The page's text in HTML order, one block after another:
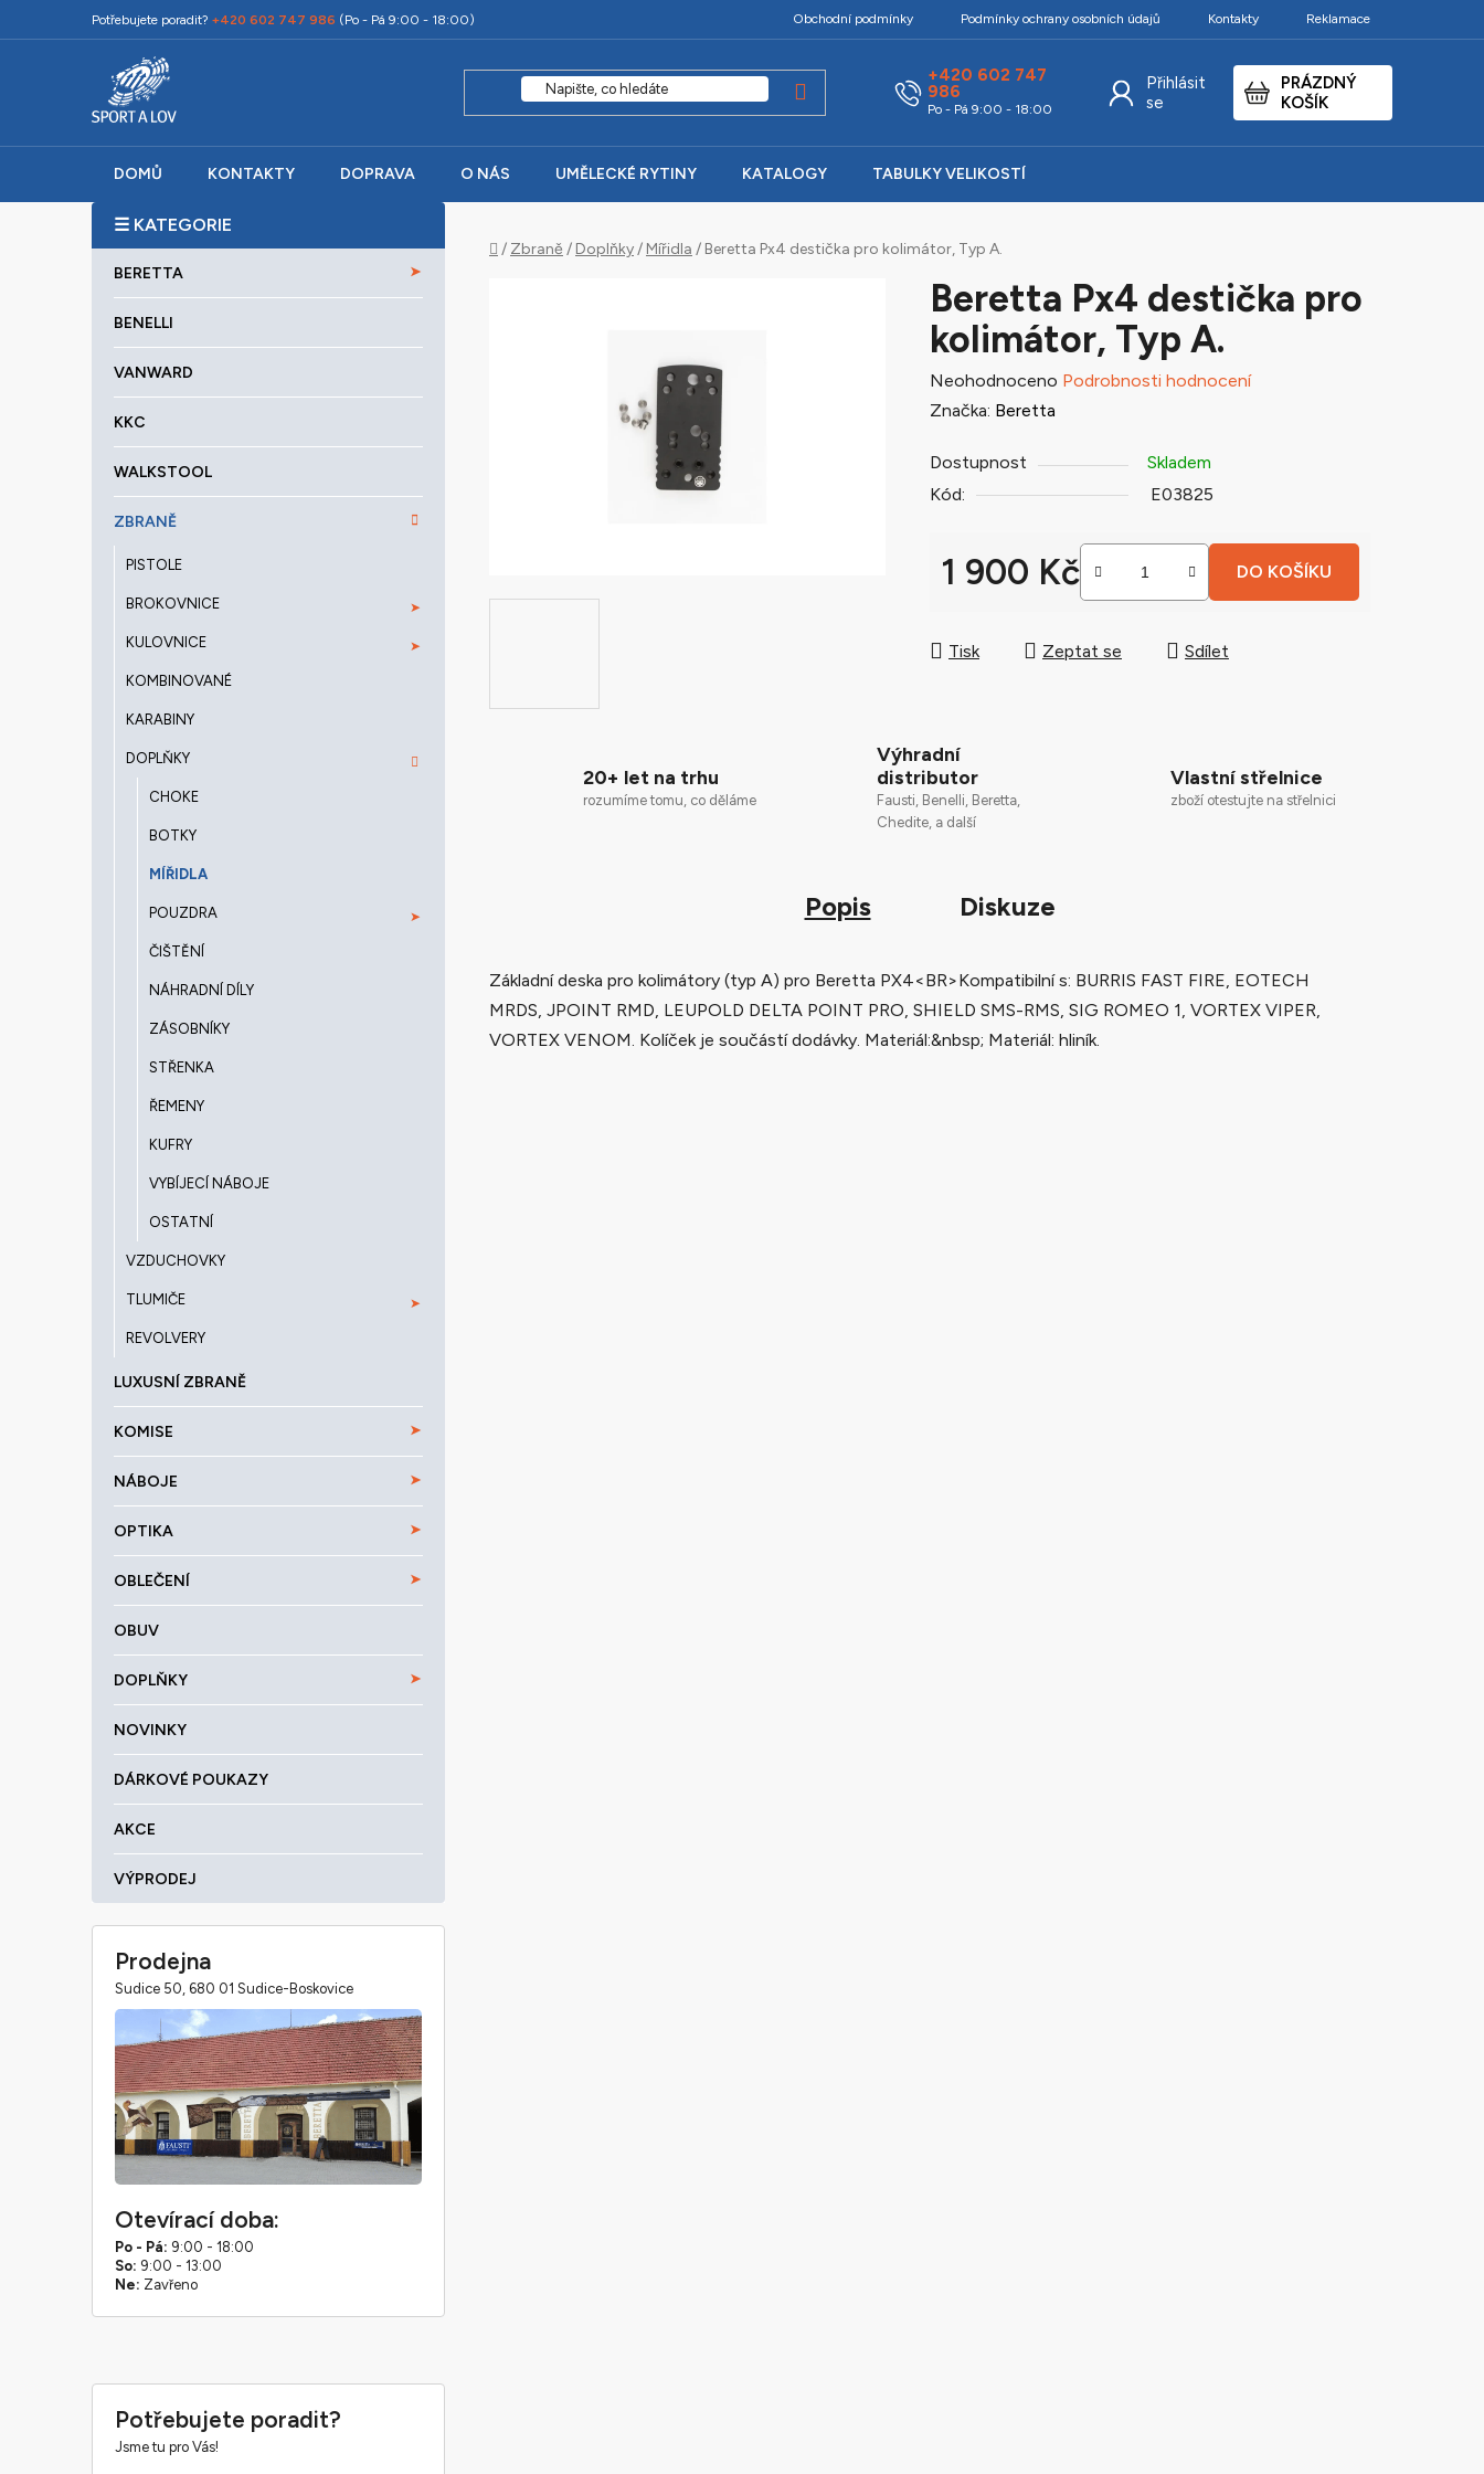
na
Potřebujete poradit? +420 602 747 986 (Po - Pá 9:00 - 18:00) Obchodní podmínky Podmínky ochrany osobních údajů Kontakty Reklamace
+420 602 747
986
Po - Pá 9:00 - 18:00
Přihlásit
se
NÁKUPNÍ
KOŠÍK
PRÁZDNÝ
KOŠÍK
DOMŮ KONTAKTY DOPRAVA O NÁS UMĚLECKÉ RYTINY KATALOGY TABULKY VELIKOSTÍ
P
o
kategorie
BERETTA
BENELLI
VANWARD
KKC
WALKSTOOL
ZBRANĚ
PISTOLE
BROKOVNICE
KULOVNICE
KOMBINOVANÉ
KARABINY
DOPLŇKY
CHOKE
BOTKY
MÍŘIDLA
POUZDRA
ČIŠTĚNÍ
NÁHRADNÍ DÍLY
ZÁSOBNÍKY
STŘENKA
ŘEMENY
KUFRY
VYBÍJECÍ NÁBOJE
OSTATNÍ
VZDUCHOVKY
TLUMIČE
REVOLVERY
LUXUSNÍ ZBRANĚ
KOMISE
NÁBOJE
OPTIKA
OBLEČENÍ
OBUV
DOPLŇKY
NOVINKY
DÁRKOVÉ POUKAZY
AKCE
VÝPRODEJ
Prodejna
Sudice 50, 680 01 Sudice-Boskovice
Otevírací doba:
Po - Pá: 9:00 - 18:00
So: 9:00 - 13:00
Ne: Zavřeno
Potřebujete poradit?
Jsme tu pro Vás!
Domů
/ Zbraně / Doplňky/ Mířidla / Beretta Px4 destička pro kolimátor, Typ A.
Beretta Px4 destička pro
kolimátor, Typ A.
Průměrné
hodnocení
je
0,0
hvězdiček.
Neohodnoceno Podrobnosti hodnocení
Značka: Beretta
Dostupnost
Skladem
Kód:
E03825
1 900 Kč DO KOŠÍKU
Tisk Zeptat se Sdílet
20+ let na trhu
rozumíme tomu, co děláme
Výhradní
distributor
Fausti, Benelli, Beretta,
Chedite, a další
Vlastní střelnice
zboží otestujte na střelnici
Popis Diskuze
Základní deska pro kolimátory (typ A) pro Beretta PX4<BR>Kompatibilní s: BURRIS FAST FIRE, EOTECH
MRDS, JPOINT RMD, LEUPOLD DELTA POINT PRO, SHIELD SMS-RMS, SIG ROMEO 1, VORTEX VIPER,
VORTEX VENOM. Kolíček je součástí dodávky. Materiál:&nbsp; Materiál: hliník.